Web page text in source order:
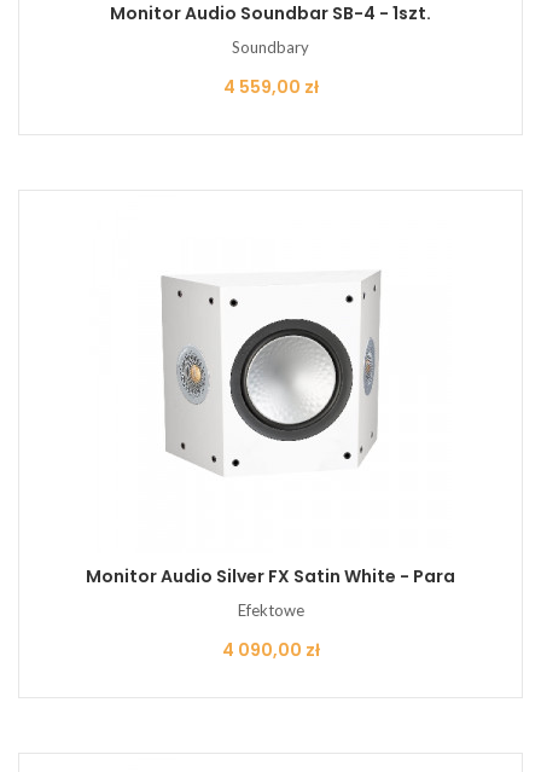
Monitor Audio Soundbar SB-4 - 1szt.
Soundbary
Cena
4 559,00 zł
Monitor Audio Silver FX Satin White - Para
Efektowe
Cena
4 090,00 zł